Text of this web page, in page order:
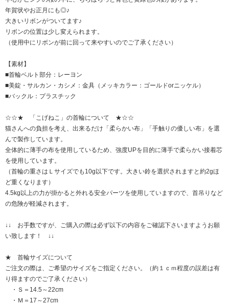
年賀状やお正月にも◎♪
大きいリボンがついてます♪
リボンの位置は少し変えられます。
（使用中にリボンが前に回って来やすいのでご了承ください）
【素材】
■首輪ベルト部分：レーヨン
■美錠・サルカン・カシメ：金具（メッキカラー：ゴールドorニッケル）
■バックル：プラスチック
☆☆★ 「こげねこ」の首輪について ★☆☆
猫さんへの負担を考え、出来るだけ「柔らかい布」「手触りの優しい布」を選
んで製作しています。
全体的に薄手の布を使用しているため、強度UPを目的に薄手で柔らかい接着芯
を使用しています。
（首輪の重さはＬサイズでも10g以下です。大きい鈴を選択されますと約2gほ
ど重くなります）
4.5kg以上の力が掛かると外れる安全パーツを使用していますので、首吊りなど
の危険が軽減されます。
↓↓ お手数ですが、ご購入の際は必ず以下の内容をご確認下さいますようお願
い致します！ ↓↓
★ 首輪サイズについて
ご注文の際は、ご希望のサイズをご指定ください。（約１ｃｍ程度の誤差は有
り得ますのでご了承ください）
・Ｓ＝14.5～22cm
・Ｍ＝17～27cm